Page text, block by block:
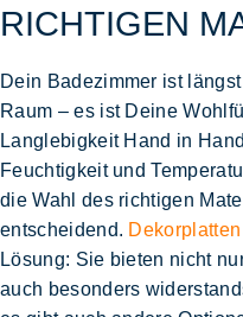
RICHTIGEN
Dein Badezimmer ist
Raum – es ist Deine
Langlebigkeit Hand in
Feuchtigkeit und
die Wahl des richtigen
entscheidend.
Lösung: Sie bieten nicht
auch besonders